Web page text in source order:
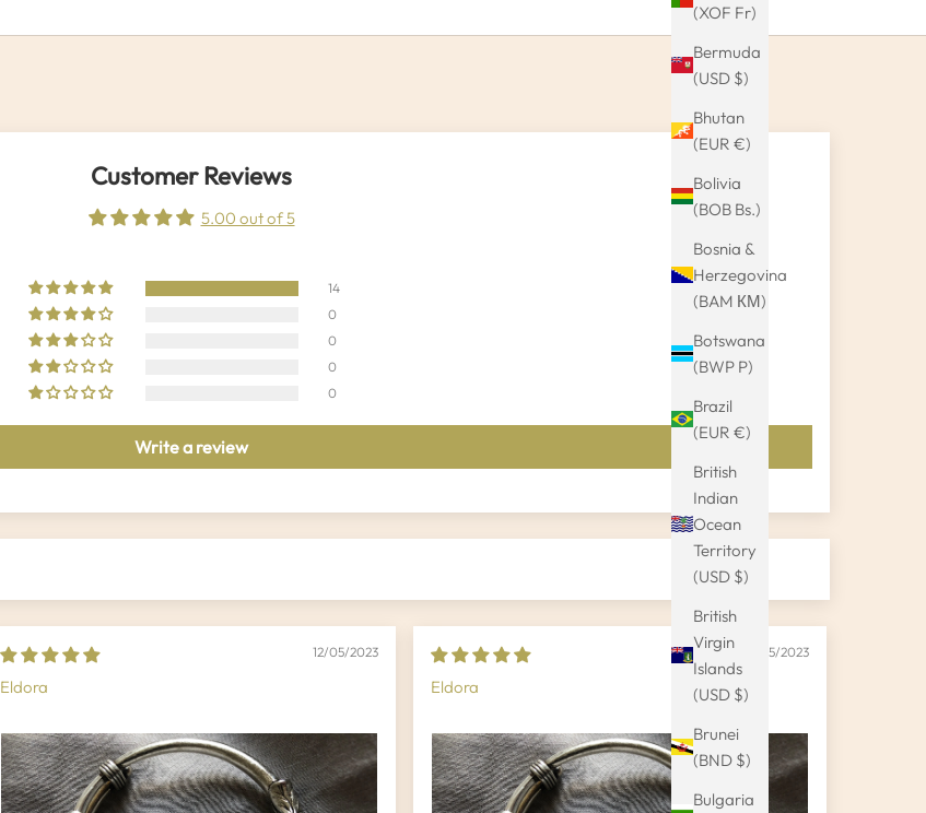
(XOF Fr)
Bermuda
(USD $)
Bhutan
(EUR €)
Bolivia
(BOB Bs.)
Bosnia &
Herzegovina
(BAM КМ)
Botswana
(BWP P)
Brazil
(EUR €)
British
Indian
Ocean
Territory
(USD $)
British
Virgin
Islands
(USD $)
Brunei
(BND $)
Bulgaria
Customer Reviews
5.00 out of 5
14
0
0
0
0
Write a review
12/05/2023
Eldora
12/05/2023
Eldora